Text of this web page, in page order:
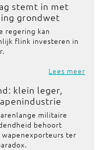
stemt in met
grondwet
regering kan
flink investeren in
Lees meer
klein leger,
militaire
behoort
ter